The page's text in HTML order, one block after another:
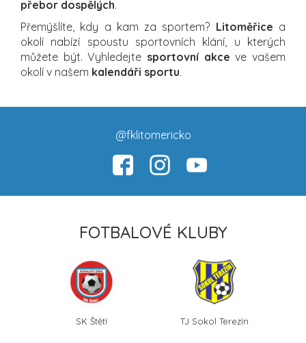
přebor dospělých.
Přemýšlíte, kdy a kam za sportem? Litoměřice a
okolí nabízí spoustu sportovních klání, u kterých
můžete být. Vyhledejte sportovní akce ve vašem
okolí v našem kalendáři sportu.
@fklitomericko
FOTBALOVÉ KLUBY
SK Štětí TJ Sokol Terezín